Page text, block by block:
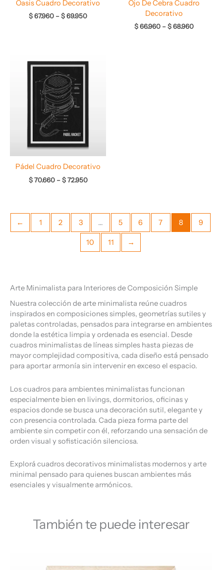
Oasis Cuadro Decorativo
$67.960 –$69.950
Ojo De Cebra Cuadro
Decorativo
$66.960 –$68.960
Pádel Cuadro Decorativo
$70.660 – $72.950
de
← 1 2 3 … 5 6 7 8 9
10 11 →
Arte Minimalista para Interiores de Composición Simple
Nuestra colección de arte minimalista reúne cuadros
inspirados en composiciones simples, geometrías sutiles y
paletas controladas, pensados para integrarse en ambientes
donde la estética limpia y ordenada es esencial. Desde
cuadros minimalistas de líneas simples hasta piezas de
mayor complejidad compositiva, cada diseño está pensado
para aportar armonía sin intervenir en exceso el espacio.
Los cuadros para ambientes minimalistas funcionan
especialmente bien en livings, dormitorios, oficinas y
espacios donde se busca una decoración sutil, elegante y
con presencia controlada. Cada pieza forma parte del
ambiente sin competir con él, reforzando una sensación de
orden visual y sofisticación silenciosa.
Explorá cuadros decorativos minimalistas modernos y arte
minimal pensado para quienes buscan ambientes más
esenciales y visualmente armónicos.
También te puede interesar